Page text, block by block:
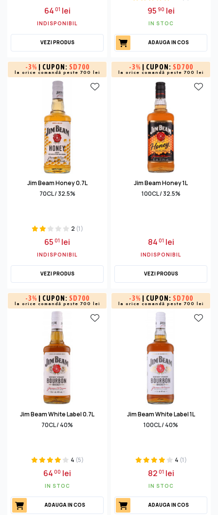
6401 lei
INDISPONIBIL
VEZI PRODUS
9590 lei
IN STOC
ADAUGA IN COS
-3% | CUPON: SD700
la orice comandă peste 700 lei
Jim Beam Honey 0.7L
70CL / 32.5%
2 (1)
6501 lei
INDISPONIBIL
VEZI PRODUS
-3% | CUPON: SD700
la orice comandă peste 700 lei
Jim Beam Honey 1L
100CL / 32.5%
8401 lei
INDISPONIBIL
VEZI PRODUS
-3% | CUPON: SD700
la orice comandă peste 700 lei
Jim Beam White Label 0.7L
70CL / 40%
4 (5)
6400 lei
IN STOC
ADAUGA IN COS
-3% | CUPON: SD700
la orice comandă peste 700 lei
Jim Beam White Label 1L
100CL / 40%
4 (1)
8201 lei
IN STOC
ADAUGA IN COS